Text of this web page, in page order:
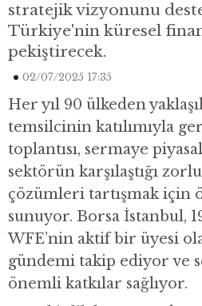
stratejik vizyonunu
Türkiye'nin küresel
pekiştirecek.
02/07/2025 17:35
Her yıl 90 ülkeden
temsilcinin katılımıyla
toplantısı, sermaye
sektörün karşılaştığı
çözümleri tartışmak
sunuyor. Borsa İstanbul,
WFE’nin aktif bir üyesi
gündemi takip ediyor ve
önemli katkılar sağlıyor.